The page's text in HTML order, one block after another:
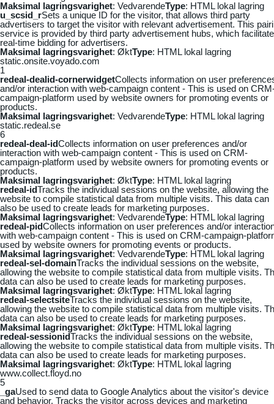
Maksimal lagringsvarighet: VedvarendeType: HTML lokal lagring
u_scsid_rSets a unique ID for the visitor, that allows third party
advertisers to target the visitor with relevant advertisement. This
service is provided by third party advertisement hubs, which
real-time bidding for advertisers.
Maksimal lagringsvarighet: ØktType: HTML lokal lagring
static.onsite.voyado.com
1
redeal-dealid-cornerwidgetCollects information on user
and/or interaction with web-campaign content - This is used on
campaign-platform used by website owners for promoting events or
products.
Maksimal lagringsvarighet: VedvarendeType: HTML lokal lagring
static.redeal.se
6
redeal-deal-idCollects information on user preferences and/or
interaction with web-campaign content - This is used on CRM-
campaign-platform used by website owners for promoting events or
products.
Maksimal lagringsvarighet: ØktType: HTML lokal lagring
redeal-idTracks the individual sessions on the website, allowing the
website to compile statistical data from multiple visits. This data can
also be used to create leads for marketing purposes.
Maksimal lagringsvarighet: VedvarendeType: HTML lokal lagring
redeal-pidCollects information on user preferences and/or
with web-campaign content - This is used on CRM-campaign-
used by website owners for promoting events or products.
Maksimal lagringsvarighet: VedvarendeType: HTML lokal lagring
redeal-sel-domainTracks the individual sessions on the website,
allowing the website to compile statistical data from multiple visits.
data can also be used to create leads for marketing purposes.
Maksimal lagringsvarighet: ØktType: HTML lokal lagring
redeal-selectsiteTracks the individual sessions on the website,
allowing the website to compile statistical data from multiple visits.
data can also be used to create leads for marketing purposes.
Maksimal lagringsvarighet: ØktType: HTML lokal lagring
redeal-sessionidTracks the individual sessions on the website,
allowing the website to compile statistical data from multiple visits.
data can also be used to create leads for marketing purposes.
Maksimal lagringsvarighet: ØktType: HTML lokal lagring
www.collect.floyd.no
5
_gaUsed to send data to Google Analytics about the visitor's device
and behavior. Tracks the visitor across devices and marketing